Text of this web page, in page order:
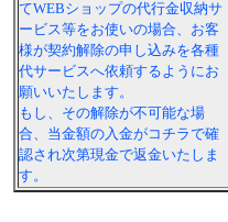
てWEBショップの代行金収納サ
ービス等をお使いの場合、お客
様が契約解除の申し込みを各種
代サービスへ依頼するようにお
願いいたします。
もし、その解除が不可能な場
合、当金額の入金がコチラで確
認され次第現金で返金いたしま
す。